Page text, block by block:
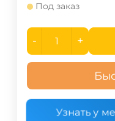
Под заказ
- +
Узнать у